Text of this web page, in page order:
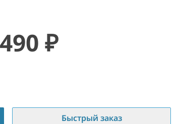
₽
Быстрый заказ